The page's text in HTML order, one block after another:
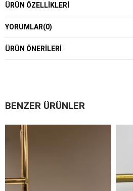
ÜRÜN ÖZELLIKLERI
YORUMLAR(0)
ÜRÜN ÖNERILERI
BENZER ÜRÜNLER